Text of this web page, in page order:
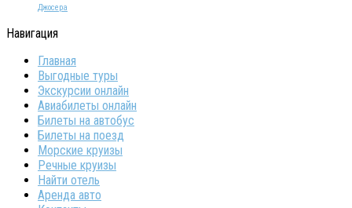
Джосера
Навигация
Главная
Выгодные туры
Экскурсии онлайн
Авиабилеты онлайн
Билеты на автобус
Билеты на поезд
Морские круизы
Речные круизы
Найти отель
Аренда авто